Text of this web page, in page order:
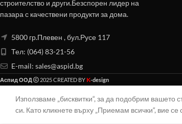
строителство и други.Безспорен лидер на
пазара с качествени продукти за дома.
5800 гр.Плевен , бул.Русе 117
Тел: (064) 83-21-56
E-mail: sales@aspid.bg
Аспид ООД 2025 CREATED BY K-design
Използваме „бисквитки“, за да подобрим
си. Като кликнете върху „Приемам всички“, вие се